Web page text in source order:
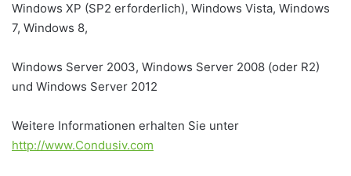
Windows XP (SP2 erforderlich), Windows Vista, Windows
7, Windows 8,
Windows Server 2003, Windows Server 2008 (oder R2)
und Windows Server 2012
Weitere Informationen erhalten Sie unter
http://www.Condusiv.com